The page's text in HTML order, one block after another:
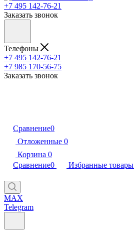
+7 495 142-76-21
Заказать звонок
Телефоны
+7 495 142-76-21
+7 985 170-56-75
Заказать звонок
Сравнение0
Отложенные 0
Корзина 0
Сравнение0 Избранные товары
MAX
Telegram